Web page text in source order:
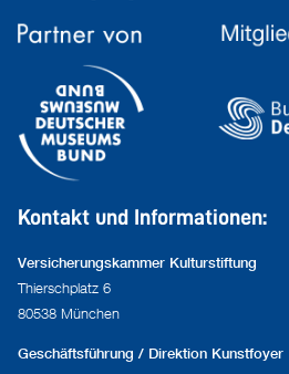
Kontakt und Informationen:
Versicherungskammer Kulturstiftung
Thierschplatz 6
80538 München
Geschäftsführung / Direktion Kunstfoyer